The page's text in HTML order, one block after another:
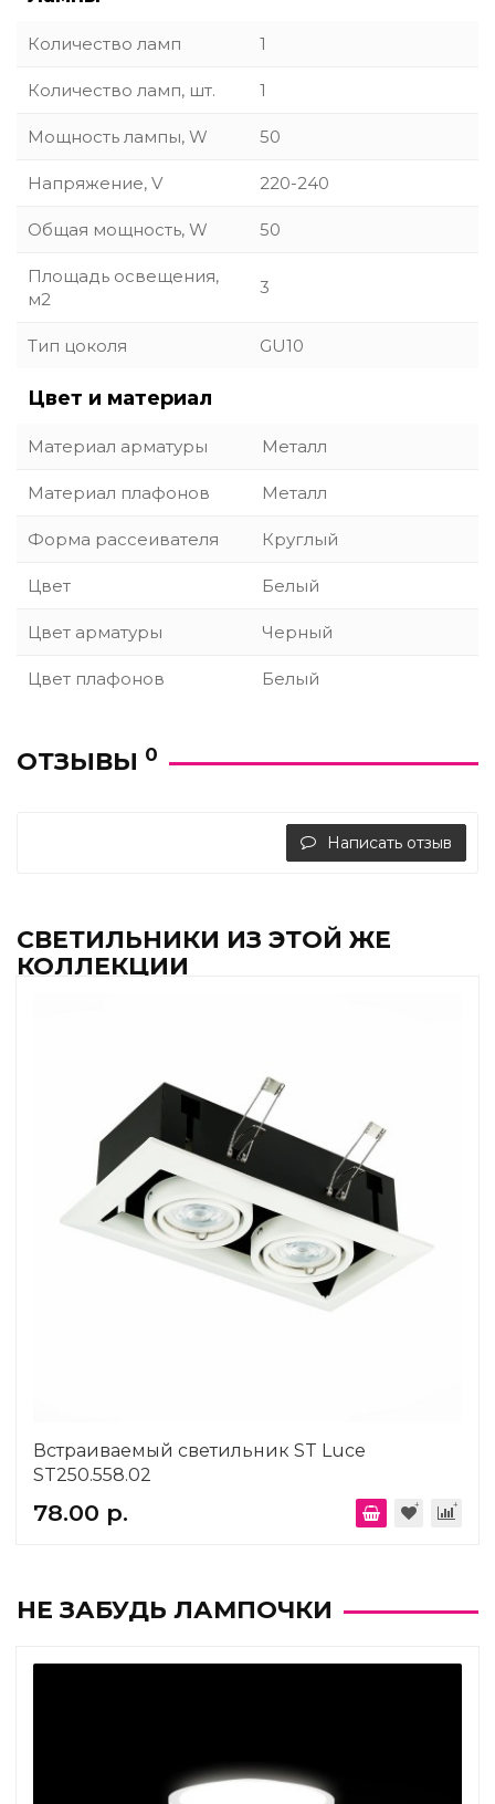
Количество ламп 1
Количество ламп, шт. 1
Мощность лампы, W 50
Напряжение, V 220-240
Общая мощность, W 50
Площадь освещения,
м2
3
Тип цоколя GU10
Цвет и материал
Материал арматуры Металл
Материал плафонов Металл
Форма рассеивателя Круглый
Цвет Белый
Цвет арматуры Черный
Цвет плафонов Белый
ОТЗЫВЫ 0
Написать отзыв
СВЕТИЛЬНИКИ ИЗ ЭТОЙ ЖЕ
КОЛЛЕКЦИИ
Встраиваемый светильник ST Luce
ST250.558.02
78.00 р.
НЕ ЗАБУДЬ ЛАМПОЧКИ